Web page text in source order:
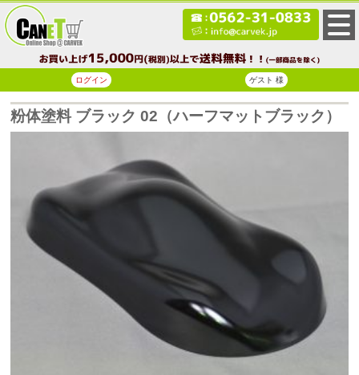
ログイン ゲスト 様
粉体塗料 ブラック 02（ハーフマットブラック）